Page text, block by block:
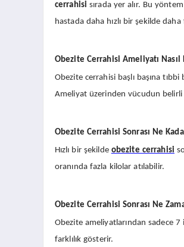
cerrahisi sırada yer alır. Bu
hastada daha hızlı bir şekilde
Obezite Cerrahisi Ameliyatı
Obezite cerrahisi başlı başına
Ameliyat üzerinden vücudun belirli
Obezite Cerrahisi Sonrası Ne
Hızlı bir şekilde obezite cerrahisi
oranında fazla kilolar atılabilir.
Obezite Cerrahisi Sonrası Ne
Obezite ameliyatlarından sadece
farklılık gösterir.